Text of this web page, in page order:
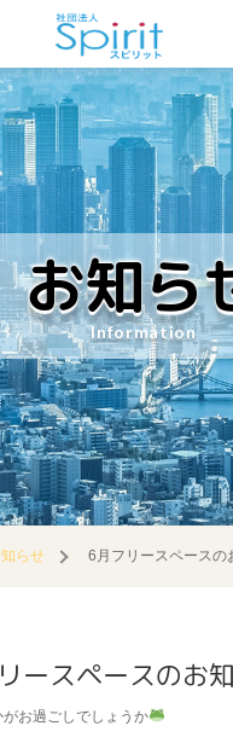
お知ら
Information
らせ 6月フリースペースの
ースペースのお
お過ごしでしょうか